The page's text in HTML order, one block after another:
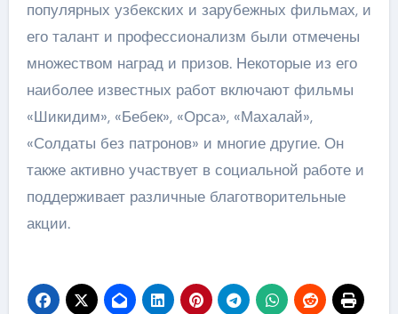
популярных узбекских и зарубежных фильмах, и
его талант и профессионализм были отмечены
множеством наград и призов. Некоторые из его
наиболее известных работ включают фильмы
«Шикидим», «Бебек», «Орса», «Махалай»,
«Солдаты без патронов» и многие другие. Он
также активно участвует в социальной работе и
поддерживает различные благотворительные
акции.